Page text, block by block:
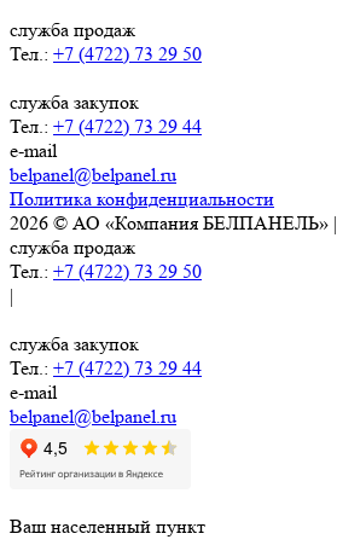
служба продаж
Тел.: +7 (4722) 73 29 50
служба закупок
Тел.: +7 (4722) 73 29 44
e-mail
belpanel@belpanel.ru
Политика конфиденциальности
2026 © АО «Компания БЕЛПАНЕЛЬ» |
служба продаж
Тел.: +7 (4722) 73 29 50
|
служба закупок
Тел.: +7 (4722) 73 29 44
e-mail
belpanel@belpanel.ru
Ваш населенный пункт